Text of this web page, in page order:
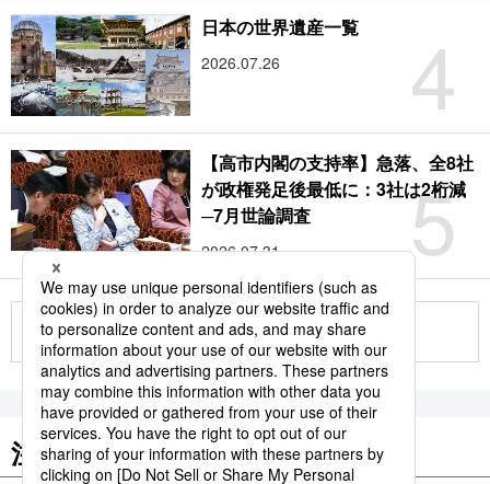
4
日本の世界遺産一覧
2026.07.26
5
【高市内閣の支持率】急落、全8社
が政権発足後最低に：3社は2桁減
─7月世論調査
2026.07.31
もっと見る
注目のキーワード